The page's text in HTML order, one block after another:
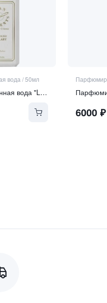
вода /50мл
Парфюмированная вода "Lullaby"
6000₽